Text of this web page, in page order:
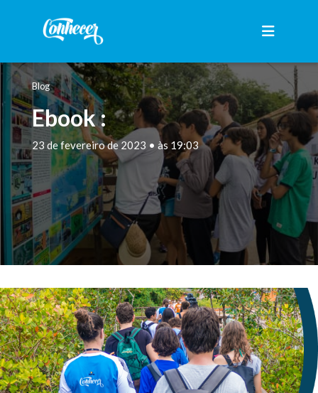
Blog
Ebook :
23 de fevereiro de 2023 • às 19:03